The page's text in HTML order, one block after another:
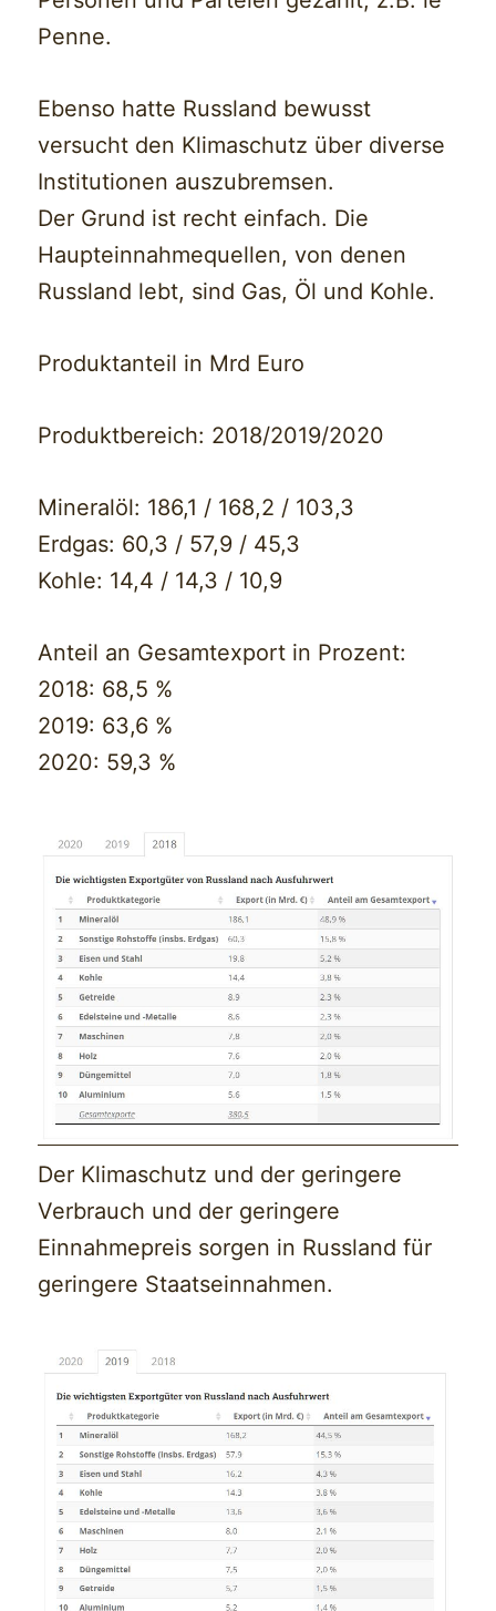
Penne.
Ebenso hatte Russland bewusst
versucht den Klimaschutz über diverse
Institutionen auszubremsen.
Der Grund ist recht einfach. Die
Haupteinnahmequellen, von denen
Russland lebt, sind Gas, Öl und Kohle.
Produktanteil in Mrd Euro
Produktbereich: 2018/2019/2020
Mineralöl: 186,1 / 168,2 / 103,3
Erdgas: 60,3 / 57,9 / 45,3
Kohle: 14,4 / 14,3 / 10,9
Anteil an Gesamtexport in Prozent:
2018: 68,5 %
2019: 63,6 %
2020: 59,3 %
Der Klimaschutz und der geringere
Verbrauch und der geringere
Einnahmepreis sorgen in Russland für
geringere Staatseinnahmen.